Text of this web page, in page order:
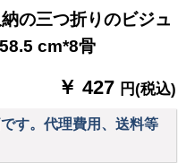
ィグ
の牡丹三つ折の晴雨
兼用傘と青のパソル
を強化します。
の三つ折りのビジュ
cm*8骨
￥ 427 円(税込)
す。代理費用、送料等